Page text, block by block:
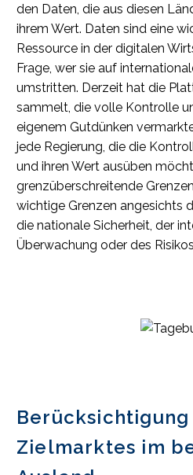
den Daten, die aus diesen
ihrem Wert. Daten sind eine
Ressource in der digitalen
Frage, wer sie auf
umstritten. Derzeit hat die
sammelt, die volle Kontrolle
eigenem Gutdünken
jede Regierung, die die
und ihren Wert ausüben
grenzüberschreitende
wichtige Grenzen angesichts
die nationale Sicherheit, der
Überwachung oder des
Berücksichtigung
Zielmarktes im